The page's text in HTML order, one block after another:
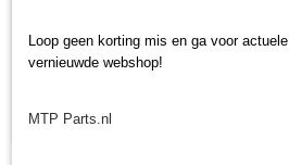
Loop geen korting mis en ga voor
vernieuwde webshop!
MTP Parts.nl